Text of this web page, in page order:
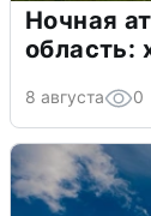
Ночная
область:
8 августа 0